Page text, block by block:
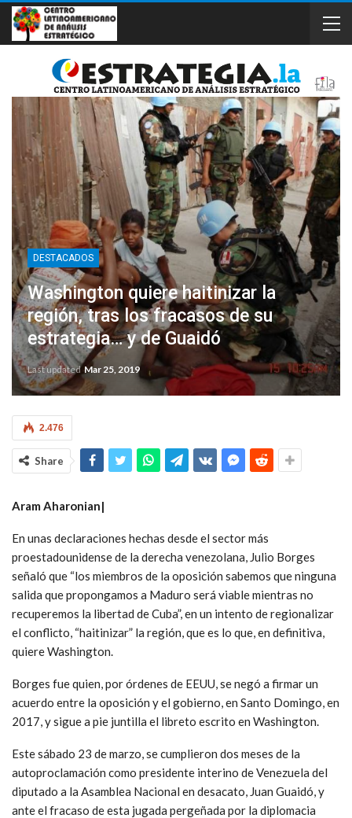
DESTACADOS
Washington quiere haitinizar la
región, tras los fracasos de su
estrategia… y de Guaidó
Last updated Mar 25, 2019
2.476
Share
Aram Aharonian|
En unas declaraciones hechas desde el sector más
proestadounidense de la derecha venezolana, Julio Borges
señaló que “los miembros de la oposición sabemos que ninguna
salida que propongamos a Maduro será viable mientras no
recuperemos la libertad de Cuba”, en un intento de regionalizar
el conflicto, “haitinizar” la región, que es lo que, en definitiva,
quiere Washington.
Borges fue quien, por órdenes de EEUU, se negó a firmar un
acuerdo entre la oposición y el gobierno, en Santo Domingo, en
2017, y sigue a pie juntilla el libreto escrito en Washington.
Este sábado 23 de marzo, se cumplieron dos meses de la
autoproclamación como presidente interino de Venezuela del
diputado a la Asamblea Nacional en desacato, Juan Guaidó, y
ante el fracaso de esta jugada pergeñada por la diplomacia